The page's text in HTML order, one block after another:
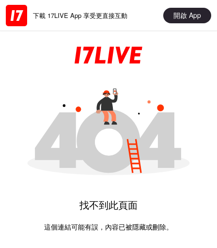
下載 17LIVE App 享受更直接互動 開啟 App
找不到此頁面
這個連結可能有誤，內容已被隱藏或刪除。